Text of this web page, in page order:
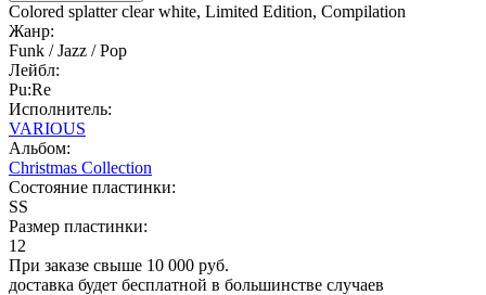
Colored splatter clear white, Limited Edition, Compilation
Жанр:
Funk / Jazz / Pop
Лейбл:
Pu:Re
Исполнитель:
VARIOUS
Альбом:
Christmas Collection
Состояние пластинки:
SS
Размер пластинки:
12
При заказе свыше 10 000 руб.
доставка будет бесплатной в большинстве случаев